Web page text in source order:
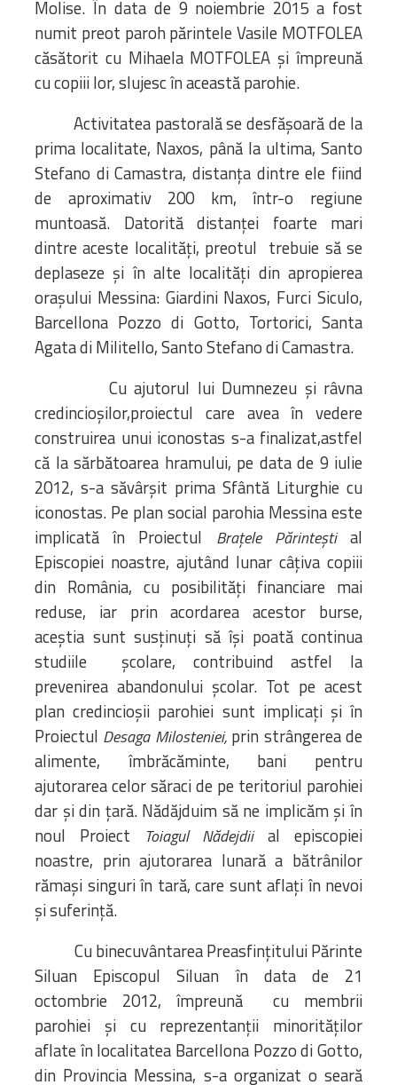
Molise. În data de 9 noiembrie 2015 a fost
numit preot paroh părintele Vasile MOTFOLEA
căsătorit cu Mihaela MOTFOLEA și împreună
cu copiii lor, slujesc în această parohie.
Activitatea pastorală se desfășoară de la
prima localitate, Naxos, până la ultima, Santo
Stefano di Camastra, distanța dintre ele fiind
de aproximativ 200 km, într-o regiune
muntoasă. Datorită distanței foarte mari
dintre aceste localități, preotul trebuie să se
deplaseze și în alte localități din apropierea
orașului Messina: Giardini Naxos, Furci Siculo,
Barcellona Pozzo di Gotto, Tortorici, Santa
Agata di Militello, Santo Stefano di Camastra.
Cu ajutorul lui Dumnezeu și râvna
credincioșilor,proiectul care avea în vedere
construirea unui iconostas s-a finalizat,astfel
că la sărbătoarea hramului, pe data de 9 iulie
2012, s-a săvârșit prima Sfântă Liturghie cu
iconostas. Pe plan social parohia Messina este
implicată în Proiectul Brațele Părinteștial
Episcopiei noastre, ajutând lunar câțiva copiii
din România, cu posibilități financiare mai
reduse, iar prin acordarea acestor burse,
aceștia sunt susținuți să își poată continua
studiile școlare, contribuind astfel la
prevenirea abandonului școlar. Tot pe acest
plan credincioșii parohiei sunt implicați și în
Proiectul Desaga Milosteniei, prin strângerea de
alimente, îmbrăcăminte, bani pentru
ajutorarea celor săraci de pe teritoriul parohiei
dar și din țară. Nădăjduim să ne implicăm și în
noul Proiect
Toiagul Nădejdiial episcopiei
noastre, prin ajutorarea lunară a bătrânilor
rămași singuri în tară, care sunt aflați în nevoi
și suferință.
Cu binecuvântarea Preasfințitului Părinte
Siluan Episcopul Siluan în data de 21
octombrie 2012, împreună cu membrii
parohiei și cu reprezentanții minorităților
aflate în localitatea Barcellona Pozzo di Gotto,
din Provincia Messina, s-a organizat o seară